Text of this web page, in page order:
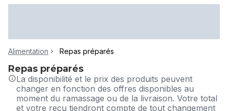
Alimentation Repas préparés
Repas préparés
La disponibilité et le prix des produits peuvent
changer en fonction des offres disponibles au
moment du ramassage ou de la livraison. Votre total
et votre reçu tiendront compte de tout changement